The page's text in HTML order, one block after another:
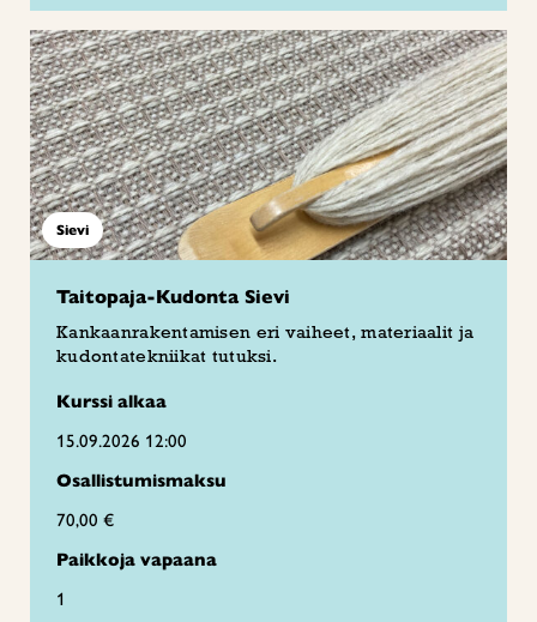
Sievi
Taitopaja-Kudonta Sievi
Kankaanrakentamisen eri vaiheet, materiaalit ja
kudontatekniikat tutuksi.
Kurssi alkaa
15.09.2026 12:00
Osallistumismaksu
70,00 €
Paikkoja vapaana
1